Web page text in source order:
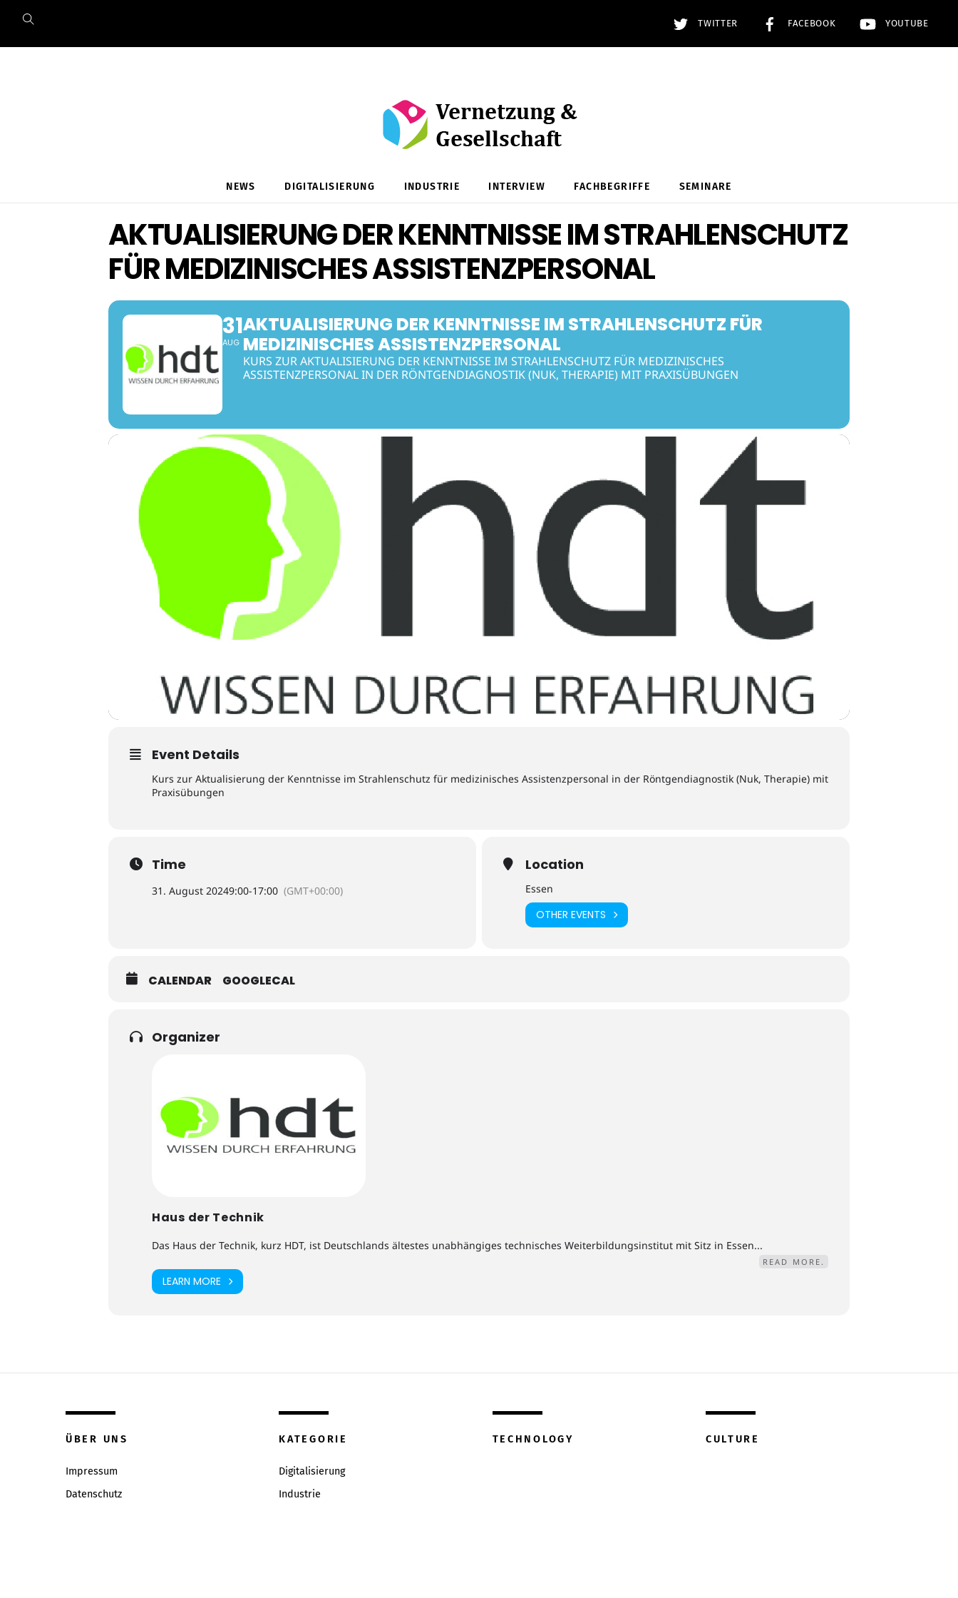
content
TWITTER FACEBOOK YOUTUBE
NEWS DIGITALISIERUNG INDUSTRIE INTERVIEW FACHBEGRIFFE SEMINARE
AKTUALISIERUNG DER KENNTNISSE IM STRAHLENSCHUTZ
FÜR MEDIZINISCHES ASSISTENZPERSONAL
31
AUG
AKTUALISIERUNG DER KENNTNISSE IM STRAHLENSCHUTZ FÜR
MEDIZINISCHES ASSISTENZPERSONAL
KURS ZUR AKTUALISIERUNG DER KENNTNISSE IM STRAHLENSCHUTZ FÜR MEDIZINISCHES
ASSISTENZPERSONAL IN DER RÖNTGENDIAGNOSTIK (NUK, THERAPIE) MIT PRAXISÜBUNGEN
Event Details
Kurs zur Aktualisierung der Kenntnisse im Strahlenschutz für medizinisches Assistenzpersonal in der Röntgendiagnostik (Nuk, Therapie) mit
Praxisübungen
Time
31. August 20249:00-17:00 (GMT+00:00)
Location
Essen
OTHER EVENTS
CALENDAR GOOGLECAL
Organizer
Haus der Technik
Das Haus der Technik, kurz HDT, ist Deutschlands ältestes unabhängiges technisches Weiterbildungsinstitut mit Sitz in Essen...
READ MORE.
LEARN MORE
ÜBER UNS
Impressum
Datenschutz
KATEGORIE
Digitalisierung
Industrie
TECHNOLOGY CULTURE